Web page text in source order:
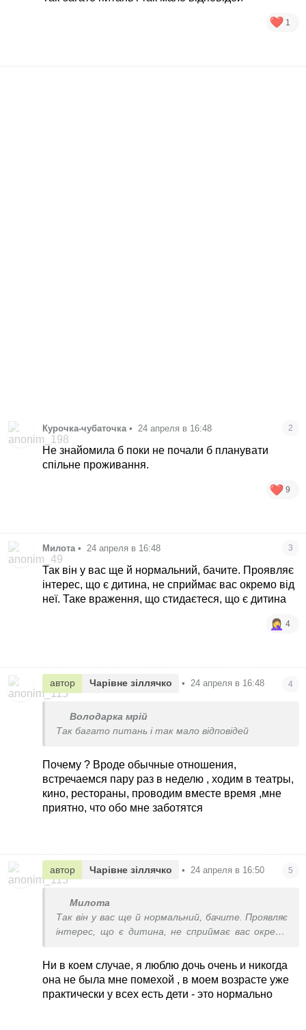
1
Курочка-чубаточка • 24 апреля в 16:48 2
Не знайомила б поки не почали б планувати
спільне проживання.
9
Милота • 24 апреля в 16:48 3
Так він у вас ще й нормальний, бачите. Проявляє
інтерес, що є дитина, не сприймає вас окремо від
неї. Таке враження, що стидаєтеся, що є дитина
4
автор Чарівне зіллячко • 24 апреля в 16:48 4
Володарка мрій
Так багато питань і так мало відповідей
Почему ? Вроде обычные отношения,
встречаемся пару раз в неделю , ходим в театры,
кино, рестораны, проводим вместе время ,мне
приятно, что обо мне заботятся
автор Чарівне зіллячко • 24 апреля в 16:50 5
Милота
Так він у вас ще й нормальний, бачите. Проявляє
інтерес, що є дитина, не сприймає вас окремо
дитина
Ни в коем случае, я люблю дочь очень и никогда
она не была мне помехой , в моем возрасте уже
практически у всех есть дети - это нормально